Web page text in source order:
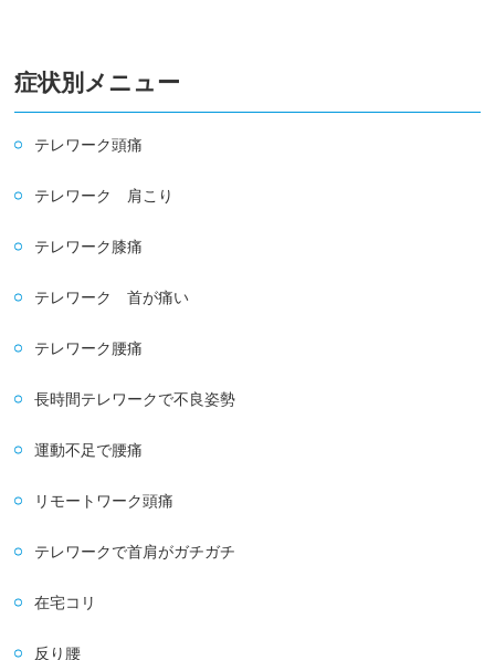
症状別メニュー
テレワーク頭痛
テレワーク 肩こり
テレワーク膝痛
テレワーク 首が痛い
テレワーク腰痛
長時間テレワークで不良姿勢
運動不足で腰痛
リモートワーク頭痛
テレワークで首肩がガチガチ
在宅コリ
反り腰